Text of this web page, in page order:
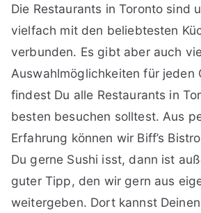
Die Restaurants in Toronto sind
vielfach mit den beliebtesten
verbunden. Es gibt aber auch
Auswahlmöglichkeiten für jeden
findest Du alle Restaurants in
besten besuchen solltest. Aus
Erfahrung können wir Biff’s
Du gerne Sushi isst, dann ist
guter Tipp, den wir gern aus
weitergeben. Dort kannst